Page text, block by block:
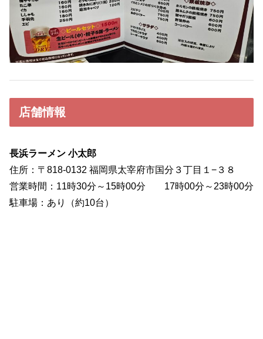
店舗情報
長浜ラーメン 小太郎
住所：〒818-0132 福岡県太宰府市国分３丁目１−３８
営業時間：11時30分～15時00分 17時00分～23時00分
駐車場：あり（約10台）